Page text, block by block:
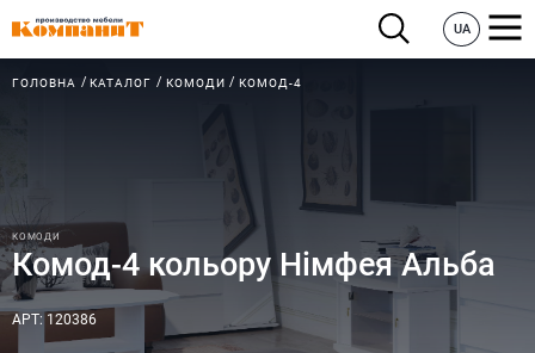
UA
ГОЛОВНА КАТАЛОГ КОМОДИ КОМОД-4
КОМОДИ
Комод-4 кольору Німфея Альба
АРТ: 120386